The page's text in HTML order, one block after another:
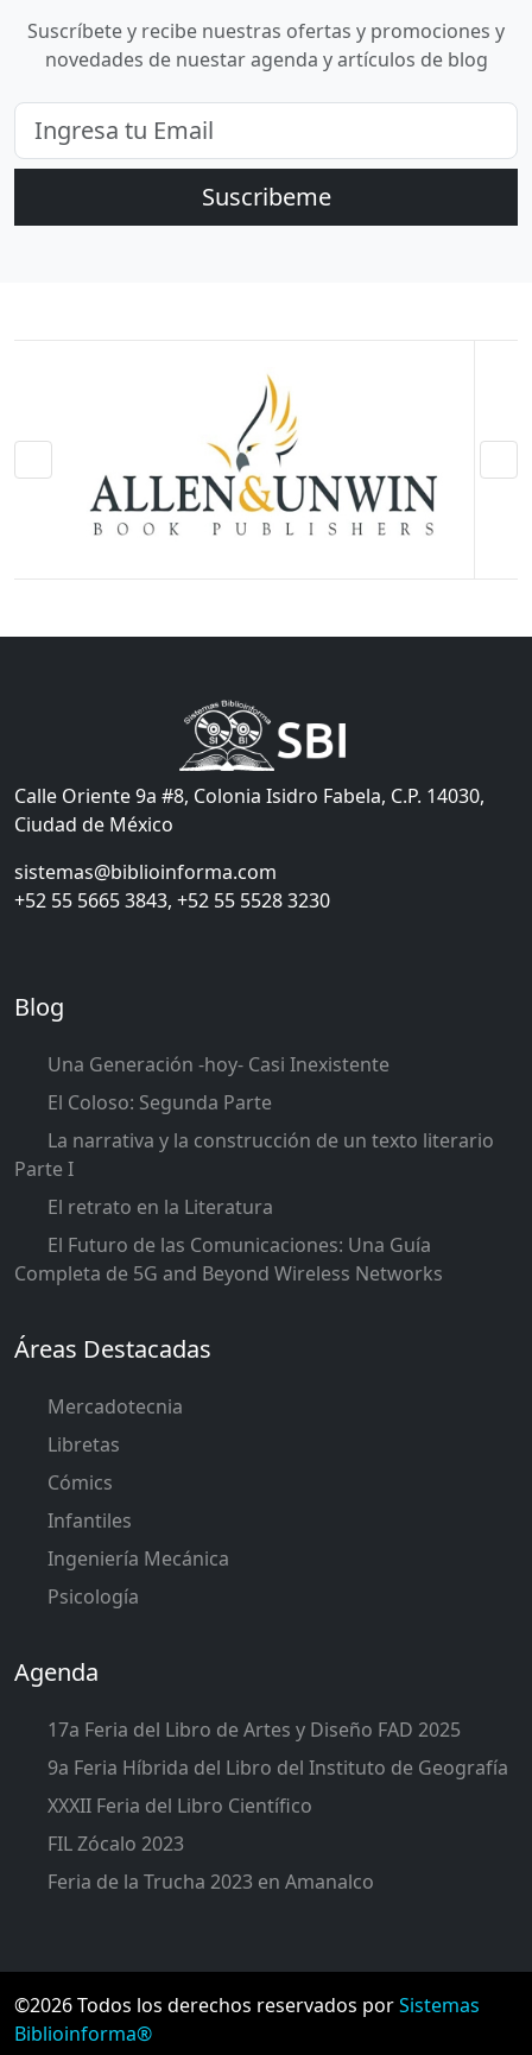
Suscríbete y recibe nuestras ofertas y promociones y
novedades de nuestar agenda y artículos de blog
Suscribeme
Calle Oriente 9a #8, Colonia Isidro Fabela, C.P. 14030,
Ciudad de México
sistemas@biblioinforma.com
+52 55 5665 3843, +52 55 5528 3230
Blog
Una Generación -hoy- Casi Inexistente
El Coloso: Segunda Parte
La narrativa y la construcción de un texto literario
Parte I
El retrato en la Literatura
El Futuro de las Comunicaciones: Una Guía
Completa de 5G and Beyond Wireless Networks
Áreas Destacadas
Mercadotecnia
Libretas
Cómics
Infantiles
Ingeniería Mecánica
Psicología
Agenda
17a Feria del Libro de Artes y Diseño FAD 2025
9a Feria Híbrida del Libro del Instituto de Geografía
XXXII Feria del Libro Científico
FIL Zócalo 2023
Feria de la Trucha 2023 en Amanalco
©2026 Todos los derechos reservados porSistemas
Biblioinforma®